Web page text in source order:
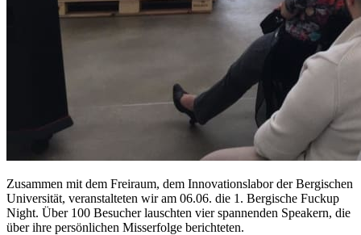
Zusammen mit dem Freiraum, dem Innovationslabor der Bergischen
Universität, veranstalteten wir am 06.06. die 1. Bergische Fuckup
Night. Über 100 Besucher lauschten vier spannenden Speakern, die
über ihre persönlichen Misserfolge berichteten.